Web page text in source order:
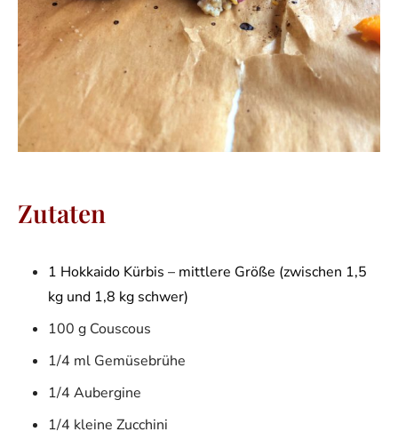
Zutaten
1 Hokkaido Kürbis – mittlere Größe (zwischen 1,5
kg und 1,8 kg schwer)
100 g Couscous
1/4 ml Gemüsebrühe
1/4 Aubergine
1/4 kleine Zucchini